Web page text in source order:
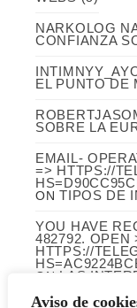
Aviso de
NARKOLOG
CONFIANZA
EL PUNTO DE
SOBRE LA
EMAIL-
=> HTTPS://
ONTIPOS DE
YOU HAVE
482792. OPEN
HTTPS://
ON LAS